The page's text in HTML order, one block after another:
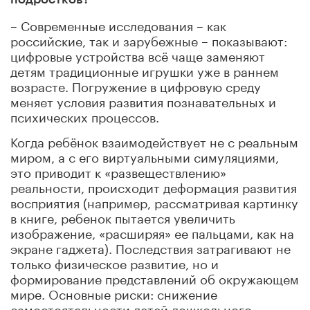
– Современные исследования – как
российские, так и зарубежные – показывают:
цифровые устройства всё чаще заменяют
детям традиционные игрушки уже в раннем
возрасте. Погружение в цифровую среду
меняет условия развития познавательных и
психических процессов.
Когда ребёнок взаимодействует не с реальным
миром, а с его виртуальными симуляциями,
это приводит к «развеществлению»
реальности, происходит деформация развития
восприятия (например, рассматривая картинку
в книге, ребенок пытается увеличить
изображение, «расширяя» ее пальцами, как на
экране гаджета). Последствия затрагивают не
только физическое развитие, но и
формирование представлений об окружающем
мире. Основные риски: снижение